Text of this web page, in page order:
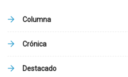
Columna
Crónica
Destacado